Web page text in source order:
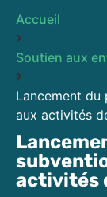
Accueil
Soutien aux
Lancement du
aux activités
activités